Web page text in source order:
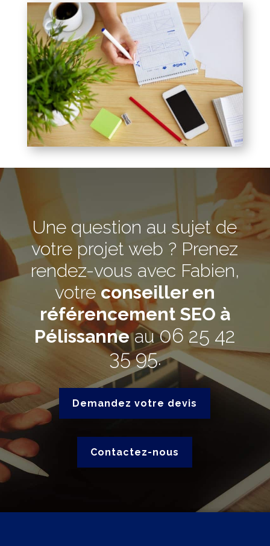
Une question au sujet de
votre projet web ? Prenez
rendez-vous avec Fabien,
votre conseiller en
référencement SEO à
Pélissanneau06 25 42
35 95.
Demandez votre devis
Contactez-nous